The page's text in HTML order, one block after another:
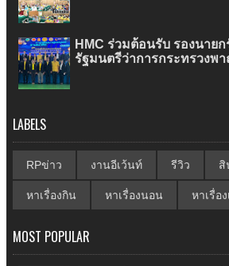
HMC ร่วมต้อนรับ รองนาย
รัฐมนตรีว่าการกระทรวงพ
LABELS
RPข่าว งานอีเว้นท์ รีวิว สิ
หาเรื่องกิน หาเรื่องนอน หาเรื่อ
MOST POPULAR